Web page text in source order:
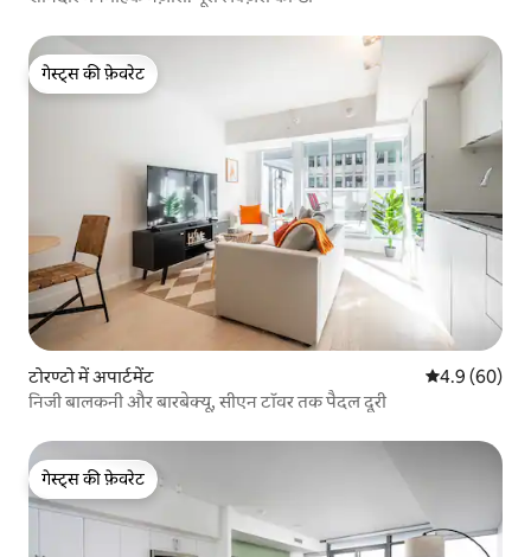
गेस्ट्स की फ़ेवरेट
गेस्ट्स की फ़ेवरेट
टोरण्टो में अपार्टमेंट औसत रेटिंग 5 में
4.9 (60)
निजी बालकनी और बारबेक्यू, सीएन टॉवर तक पैदल दूरी
गेस्ट्स की फ़ेवरेट
गेस्ट्स की फ़ेवरेट